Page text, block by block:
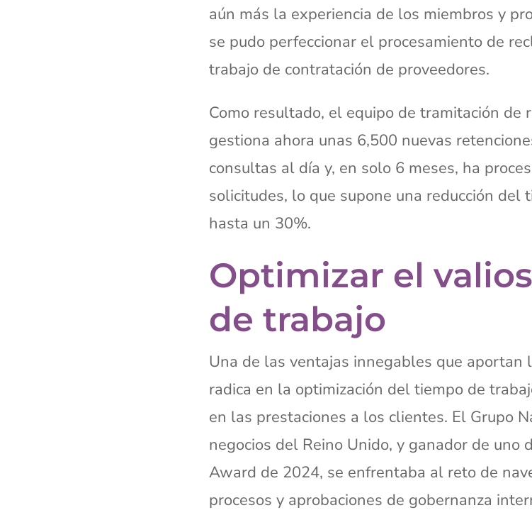
aún más la experiencia de los miembros y
se pudo perfeccionar el procesamiento de
trabajo de contratación de proveedores.
Como resultado, el equipo de tramitación de
gestiona ahora unas 6,500 nuevas
consultas al día y, en solo 6 meses, ha
solicitudes, lo que supone una reducción del
hasta un 30%.
Optimizar el
de trabajo
Una de las ventajas innegables que aportan
radica en la optimización del tiempo de
en las prestaciones a los clientes. El Grupo
negocios del Reino Unido, y ganador de uno
Award de 2024, se enfrentaba al reto de
procesos y aprobaciones de gobernanza